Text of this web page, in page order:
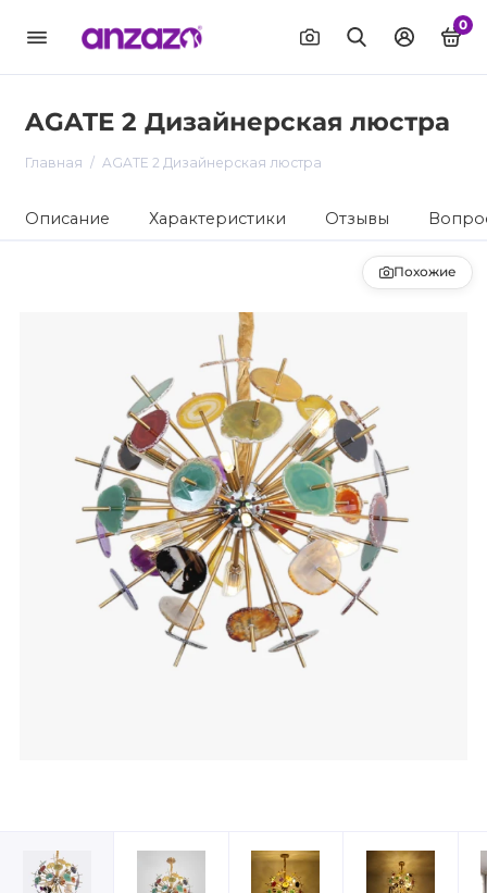
0
AGATE 2 Дизайнерская люстра
Главная AGATE 2 Дизайнерская люстра
Описание Характеристики Отзывы
Похожие